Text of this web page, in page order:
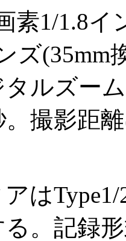
素1/1.8イ
ズ(35mm
ルズー
。撮影距
はType1/
。記録